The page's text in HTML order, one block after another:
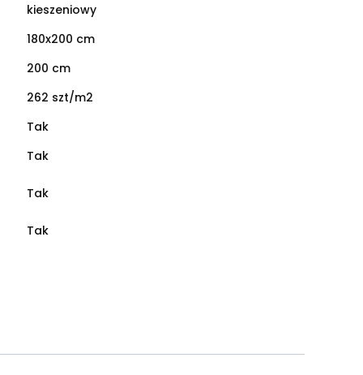
kieszeniowy
180x200 cm
200 cm
262 szt/m2
Tak
Tak
Tak
Tak